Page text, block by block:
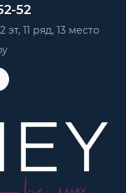
52
11 ряд, 13 место